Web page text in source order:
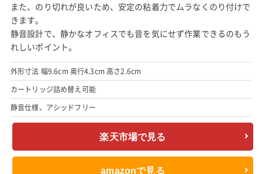
また、のり切れが良いため、安定の粘着力でムラなくのり付けで
きます。
静音設計で、静かなオフィスでも音を気にせず作業できるのもう
れしいポイント。
外形寸法 幅9.6cm 奥行4.3cm 高さ2.6cm
カートリッジ詰め替え可能
静音仕様、アシッドフリー
楽天市場で見る
amazonで見る